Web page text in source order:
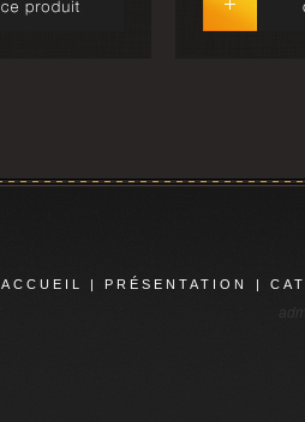
ACCUEIL |PRÉSENTATION |